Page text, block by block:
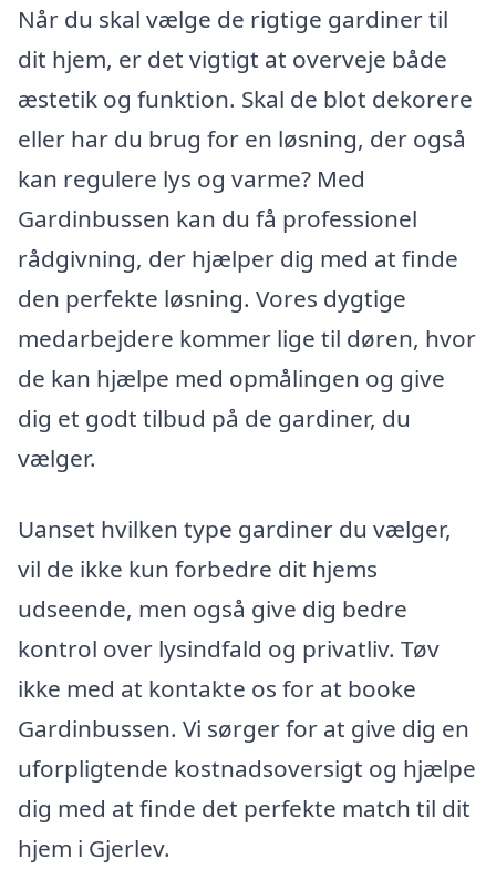
Når du skal vælge de rigtige gardiner til
dit hjem, er det vigtigt at overveje både
æstetik og funktion. Skal de blot dekorere
eller har du brug for en løsning, der også
kan regulere lys og varme? Med
Gardinbussen kan du få professionel
rådgivning, der hjælper dig med at finde
den perfekte løsning. Vores dygtige
medarbejdere kommer lige til døren, hvor
de kan hjælpe med opmålingen og give
dig et godt tilbud på de gardiner, du
vælger.
Uanset hvilken type gardiner du vælger,
vil de ikke kun forbedre dit hjems
udseende, men også give dig bedre
kontrol over lysindfald og privatliv. Tøv
ikke med at kontakte os for at booke
Gardinbussen. Vi sørger for at give dig en
uforpligtende kostnadsoversigt og hjælpe
dig med at finde det perfekte match til dit
hjem i Gjerlev.